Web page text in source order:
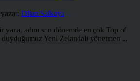
Dilan Salkaya
yana, adını son dönemde en çok Top of
Yeni Zelandalı yönetmen ...